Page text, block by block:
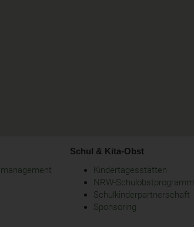
Schul & Kita-Obst
Kindertagesstätten
NRW-Schulobstprogramm
Schulkinderpartnerschaft
Sponsoring